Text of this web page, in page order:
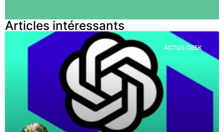
Articles intéressants
ACTUS GEEK